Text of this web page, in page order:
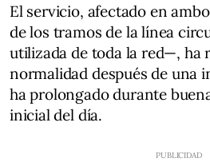
El servicio, afectado en
de los tramos de la línea
utilizada de toda la red—, ha
normalidad después de una
ha prolongado durante
inicial del día.